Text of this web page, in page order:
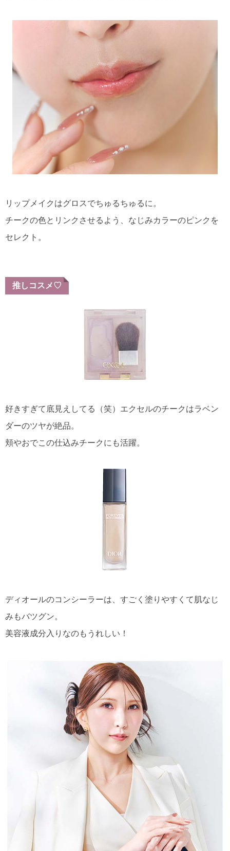
リップメイクはグロスでちゅるちゅるに。
チークの色とリンクさせるよう、なじみカラーのピンクを
セレクト。
推しコスメ♡
好きすぎて底見えしてる（笑）エクセルのチークはラベン
ダーのツヤが絶品。
頬やおでこの仕込みチークにも活躍。
ディオールのコンシーラーは、すごく塗りやすくて肌なじ
みもバツグン。
美容液成分入りなのもうれしい！